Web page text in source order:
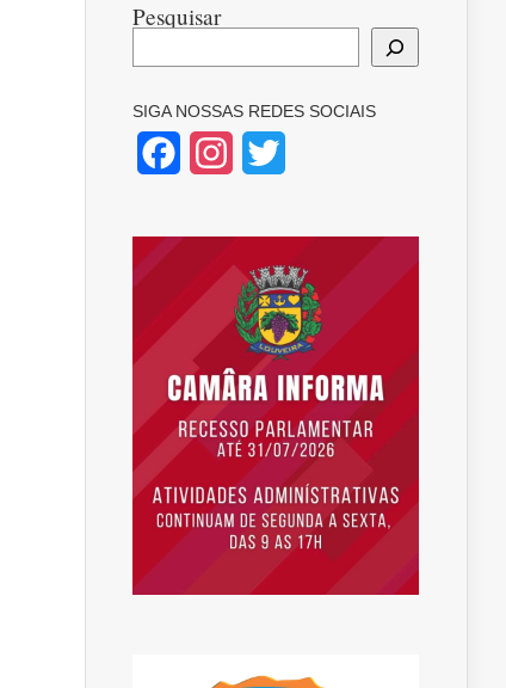
Pesquisar
SIGA NOSSAS REDES SOCIAIS
FacebookInstagram